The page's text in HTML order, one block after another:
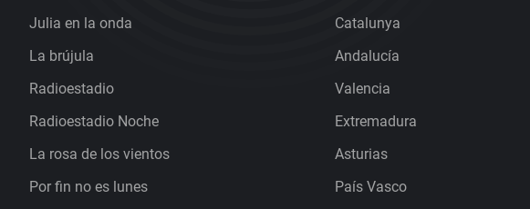
Julia en la onda
La brújula
Radioestadio
Radioestadio Noche
La rosa de los vientos
Por fin no es lunes
Catalunya
Andalucía
Valencia
Extremadura
Asturias
País Vasco